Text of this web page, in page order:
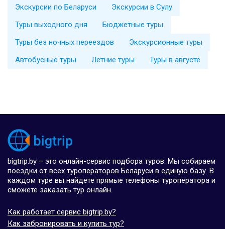
Экскурсии по Беларуси
Экскурсии в Сулу
Туры выходного дня
Бюджетные туры
Туры без ночных переездов
Экскурсионные туры
Автобусные туры
Летние туры Туры в августе
bigtrip.by – это онлайн-сервис подбора туров. Мы собираем
поездки от всех туроператоров Беларуси в единую базу. В
каждом туре вы найдете прямые телефоны туроператора и
сможете заказать тур онлайн.
Как работает сервис bigtrip.by?
Как забронировать и купить тур?